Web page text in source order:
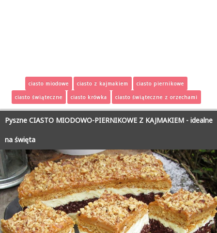
ciasto miodowe ciasto z kajmakiem
ciasto piernikowe
ciasto świąteczne
ciasto krówka ciasto świąteczne z orzechami
Pyszne CIASTO MIODOWO-PIERNIKOWE Z KAJMAKIEM - idealne
na święta